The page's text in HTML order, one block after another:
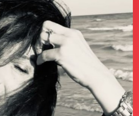
Club di Più
Pilla
Club di Più